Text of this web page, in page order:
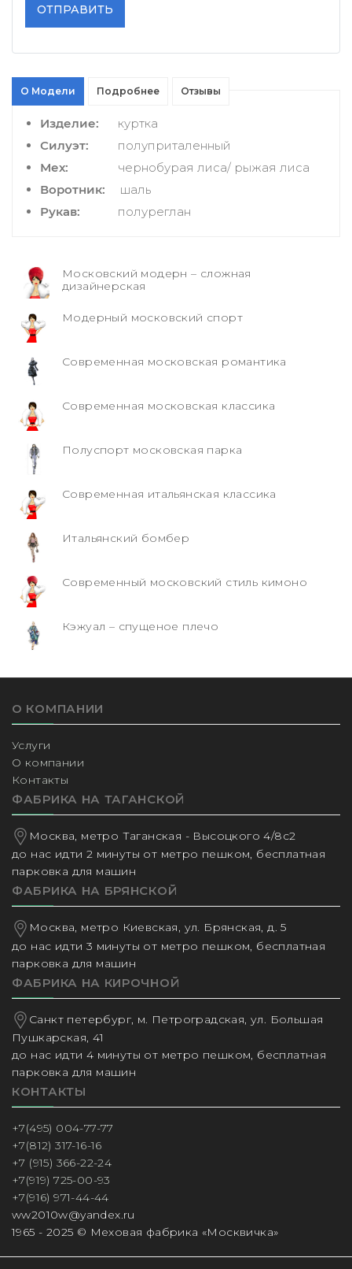
ОТПРАВИТЬ
О Модели Подробнее Отзывы
Изделие:
куртка
Силуэт:
полуприталенный
Мех:
чернобурая лиса/ рыжая лиса
Воротник:
шаль
Рукав:
полуреглан
Московский модерн – сложная
дизайнерская
Модерный московский спорт
Современная московская романтика
Современная московская классика
Полуспорт московская парка
Современная итальянская классика
Итальянский бомбер
Современный московский стиль кимоно
Кэжуал – спущеное плечо
О КОМПАНИИ
Услуги
О компании
Контакты
ФАБРИКА НА ТАГАНСКОЙ
Москва, метро Таганская - Высоцкого 4/8с2
до нас идти 2 минуты от метро пешком, бесплатная
парковка для машин
ФАБРИКА НА БРЯНСКОЙ
Москва, метро Киевская, ул. Брянская, д. 5
до нас идти 3 минуты от метро пешком, бесплатная
парковка для машин
ФАБРИКА НА КИРОЧНОЙ
Санкт петербург, м. Петроградская, ул. Большая
Пушкарская, 41
до нас идти 4 минуты от метро пешком, бесплатная
парковка для машин
КОНТАКТЫ
+7(495) 004-77-77
+7(812) 317-16-16
+7 (915) 366-22-24
+7(919) 725-00-93
+7(916) 971-44-44
ww2010w@yandex.ru
1965 - 2025 © Меховая фабрика «Москвичка»